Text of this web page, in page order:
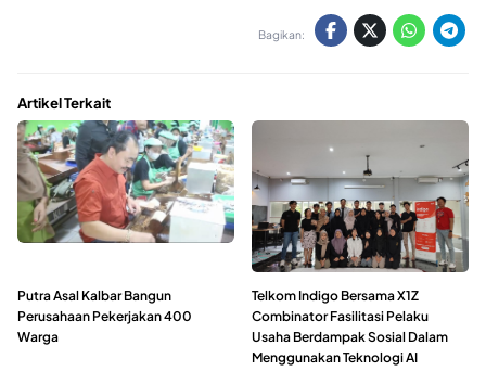
Bagikan:
Artikel Terkait
Putra Asal Kalbar Bangun
Perusahaan Pekerjakan 400
Warga
Telkom Indigo Bersama X1Z
Combinator Fasilitasi Pelaku
Usaha Berdampak Sosial Dalam
Menggunakan Teknologi AI